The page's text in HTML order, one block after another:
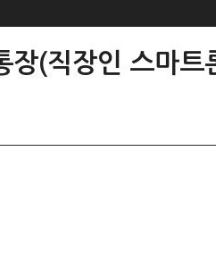
장(직장인 스마